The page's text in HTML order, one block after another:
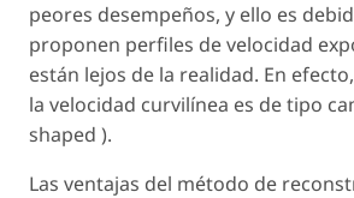
peores desempeños, y ello es
proponen perfiles de velocidad
están lejos de la realidad. En
la velocidad curvilínea es de tipo
shaped ).
Las ventajas del método de